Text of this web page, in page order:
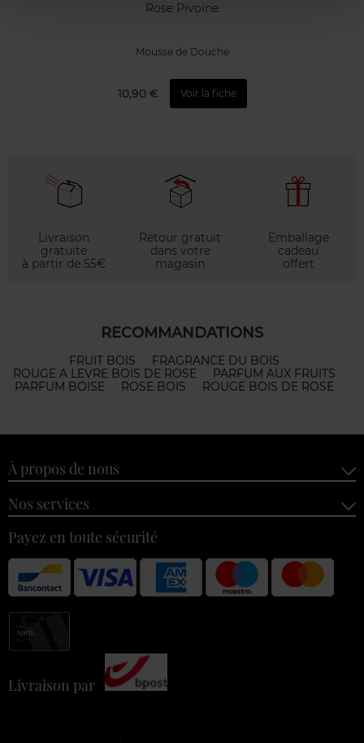
Rose Pivoine
Mousse de Douche
10,90 € Voir la fiche
Livraison
gratuite
à partir de 55€
Retour gratuit
dans votre
magasin
Emballage
cadeau
offert
RECOMMANDATIONS
FRUIT BOIS
FRAGRANCE DU BOIS
ROUGE A LEVRE BOIS DE ROSE
PARFUM AUX FRUITS
PARFUM BOISE
ROSE BOIS ROUGE BOIS DE ROSE
À propos de nous
Nos services
Payez en toute sécurité
Livraison par